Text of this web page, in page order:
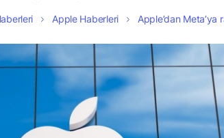
Apple Haberleri Apple’dan Meta’ya